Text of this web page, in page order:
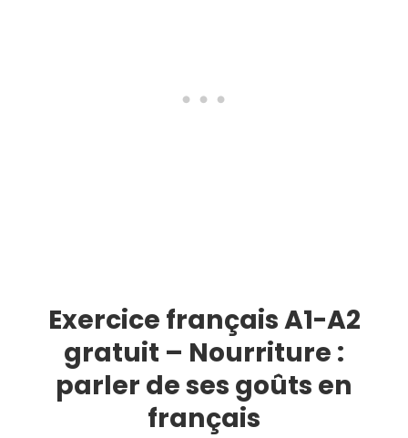
Exercice français A1-A2
gratuit – Nourriture :
parler de ses goûts en
français